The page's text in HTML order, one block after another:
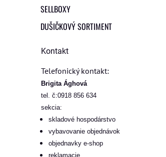
SELLBOXY
DUŠIČKOVÝ SORTIMENT
Kontakt
Telefonický kontakt:
Brigita Ághová
tel. č:0918 856 634
sekcia:
skladové hospodárstvo
vybavovanie objednávok
objednavky e-shop
reklamacie